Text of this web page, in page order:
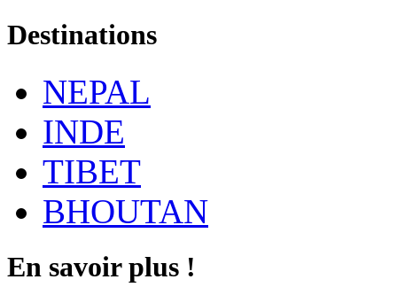
Destinations
NEPAL
INDE
TIBET
BHOUTAN
En savoir plus !